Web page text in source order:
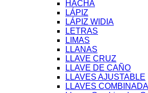
HACHA
LÁPIZ
LÁPIZ WIDIA
LETRAS
LIMAS
LLANAS
LLAVE CRUZ
LLAVE DE CAÑO
LLAVES AJUSTABLE
LLAVES COMBINADA